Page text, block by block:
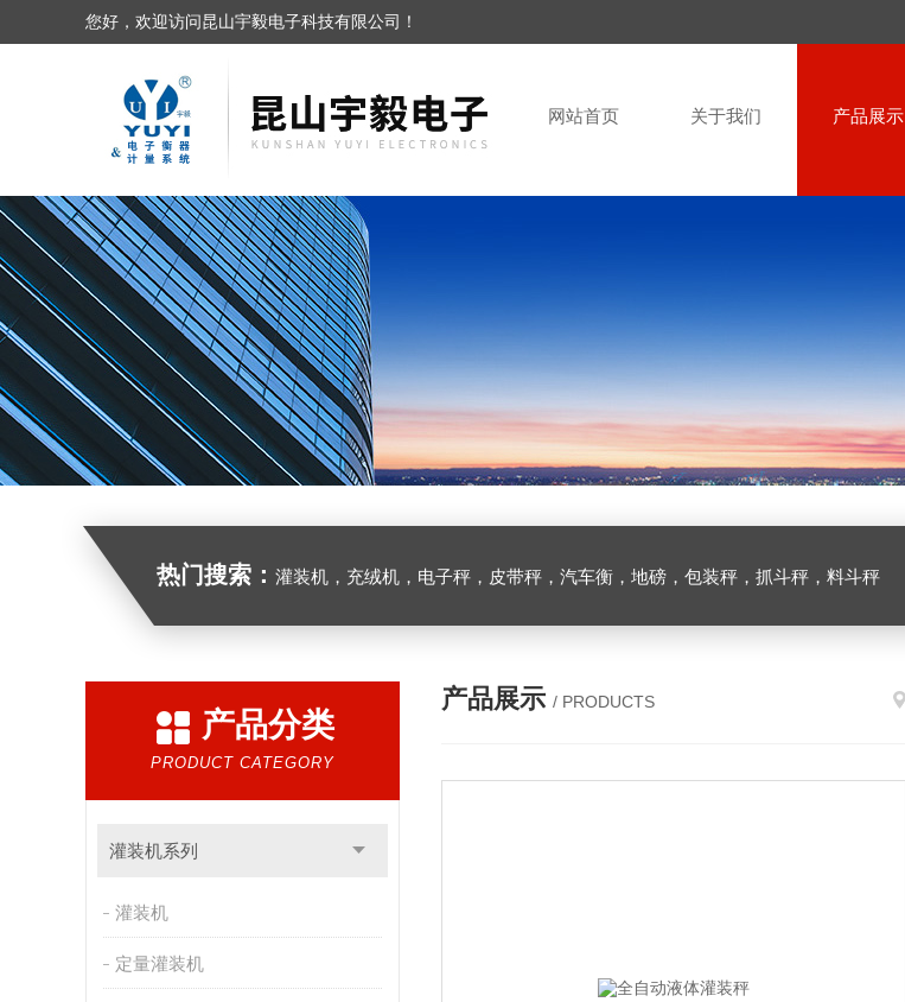
您好，欢迎访问昆山宇毅电子科技有限公司！
网站首页 关于我们 产品展示
热门搜索： 灌装机，充绒机，电子秤，皮带秤，汽车衡，地磅，包装秤，抓斗秤，料斗秤
产品分类
PRODUCT CATEGORY
灌装机系列
灌装机
定量灌装机
产品展示 / PRODUCTS